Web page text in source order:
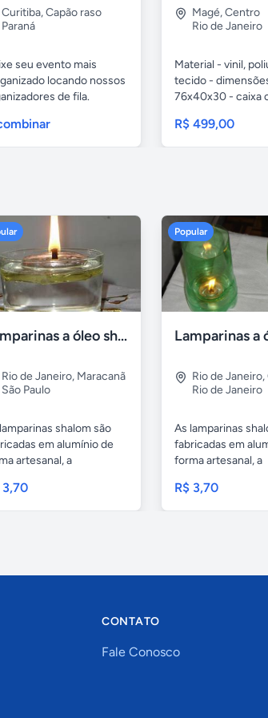
Curitiba,Capão raso
Paraná
seu evento mais
locando nossos
de fila.
Magé,Centro
Rio de Janeiro
Material - vinil,
tecido -
76x40x30 - caixa
R$ 499,00
Lamparinas a óleo shalom
Rio de Janeiro, Maracanã
São Paulo
shalom são
em alumínio de
artesanal, a
3,70
Popular
Rio de Janeiro,
Rio de Janeiro
As lamparinas
fabricadas em
forma artesanal, a
R$ 3,70
CONTATO
Fale Conosco